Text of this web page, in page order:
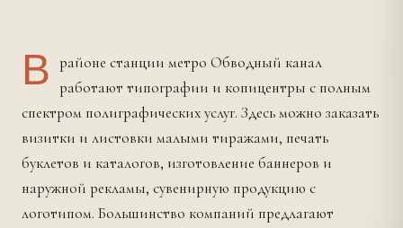
В районе станции метро Обводный канал
работают типографии и копицентры с полным
спектром полиграфических услуг. Здесь можно заказать
визитки и листовки малыми тиражами, печать
буклетов и каталогов, изготовление баннеров и
наружной рекламы, сувенирную продукцию с
логотипом. Большинство компаний предлагают